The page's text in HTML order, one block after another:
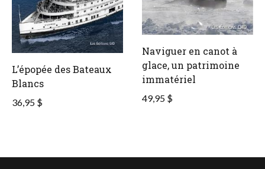
L’épopée des Bateaux
Blancs
36,95 $
Naviguer en canot à
glace, un patrimoine
immatériel
49,95 $